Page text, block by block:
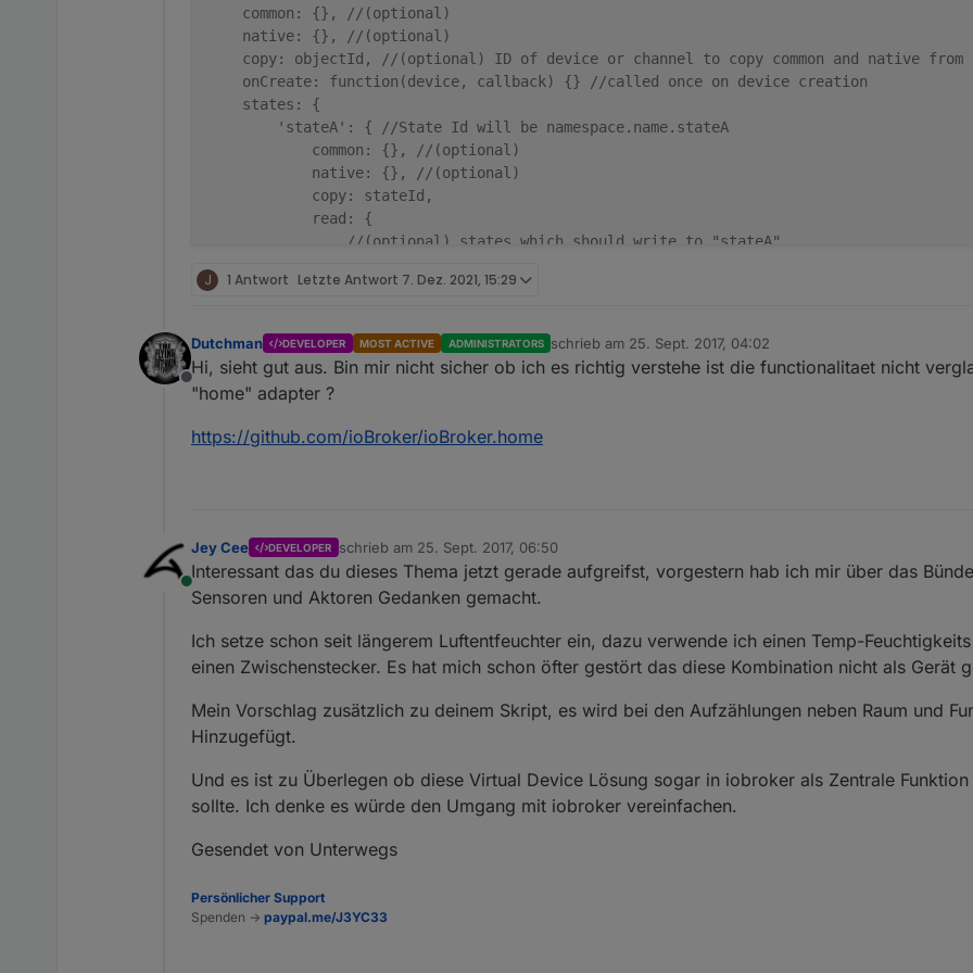
                        }
                    }
                },
            }
        },
    common: {}, //(optional)
    native: {}, //(optional)
    copy: objectId, //(optional) ID of device or channel to copy common and native from
    onCreate: function(device, callback) {} //called once on device creation
    states: {
        'stateA': { //State Id will be namespace.name.stateA
            common: {}, //(optional)
            native: {}, //(optional)
            copy: stateId,
            read: {
                //(optional) states which should write to "stateA"
trigger: {ack: true, change: 'any'} //(optional) see https://
before: function(device, value, callback) {}, //(optional) called
                    delay: 0, //(optional) delay in ms before new value gets written
after: function(device, value) {}, //(optional) called after new
validFor: //(optional) ms, to ignore old data which did not change
                ...
                //(optional) states which "stateA" should write to
                'stateId1': {
convert: function(val) {}, //(optional) functions should return
before: function(device, value, callback) {}, //(optional) called
after: function(device, value) {}, //(optional) called after new
                },
convert: function(val) {}, //(optional) functions should return
before: function(device, value, callback) {}, //(optional) called
                    delay: 0, //(optional) delay in ms before new value gets written
after: function(device, value) {}, //(optional) called after new
                },
            },
        ...
    }
J 1 Antwort Letzte Antwort 7. Dez. 2021, 15:29
Offline
Dutchman DEVELOPER MOST ACTIVE ADMINISTRATORS schrieb am 25. Sept. 2017, 04:02
zuletzt editiert von
Hi, sieht gut aus. Bin mir nicht sicher ob ich es richtig verstehe ist die functionalitaet nicht
"home" adapter ?
https://github.com/ioBroker/ioBroker.home
Online
Jey Cee DEVELOPER schrieb am 25. Sept. 2017, 06:50
zuletzt editiert von
Interessant das du dieses Thema jetzt gerade aufgreifst, vorgestern hab ich mir über das
Sensoren und Aktoren Gedanken gemacht.
Ich setze schon seit längerem Luftentfeuchter ein, dazu verwende ich einen Temp-
einen Zwischenstecker. Es hat mich schon öfter gestört das diese Kombination nicht als Gerät
Mein Vorschlag zusätzlich zu deinem Skript, es wird bei den Aufzählungen neben Raum und
Hinzugefügt.
Und es ist zu Überlegen ob diese Virtual Device Lösung sogar in iobroker als Zentrale
sollte. Ich denke es würde den Umgang mit iobroker vereinfachen.
Gesendet von Unterwegs
Persönlicher Support
Spenden -> paypal.me/J3YC33